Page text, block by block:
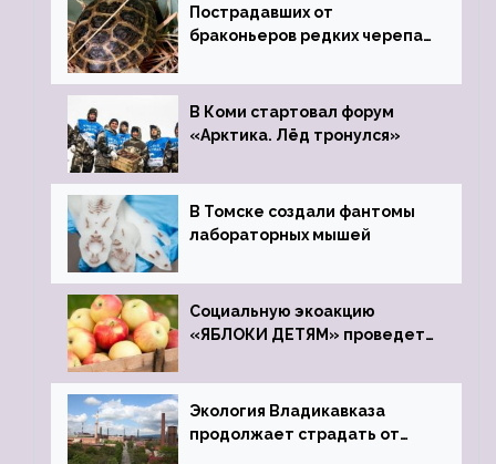
Пострадавших от
браконьеров редких черепах
зоопарк
В Коми стартовал форум
«Арктика. Лёд тронулся»
В Томске создали фантомы
лабораторных мышей
Социальную экоакцию
«ЯБЛОКИ ДЕТЯМ» проведет
Экология Владикавказа
продолжает страдать от